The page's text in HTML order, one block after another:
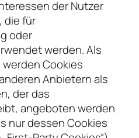
der Nutzer
die für
oder
werden. Als
werden Cookies
Anbietern als
der das
angeboten werden
nur dessen Cookies